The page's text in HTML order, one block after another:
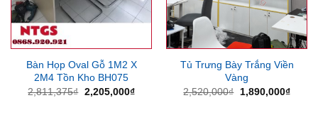
Bàn Họp Oval Gỗ 1M2 X
2M4 Tồn Kho BH075
2,811,375₫ Giá
gốc
2,205,000₫Giá
Tủ Trưng Bày Trắng Viền
Vàng
2,520,000₫
Giá
gốc
1,890,000₫Giá